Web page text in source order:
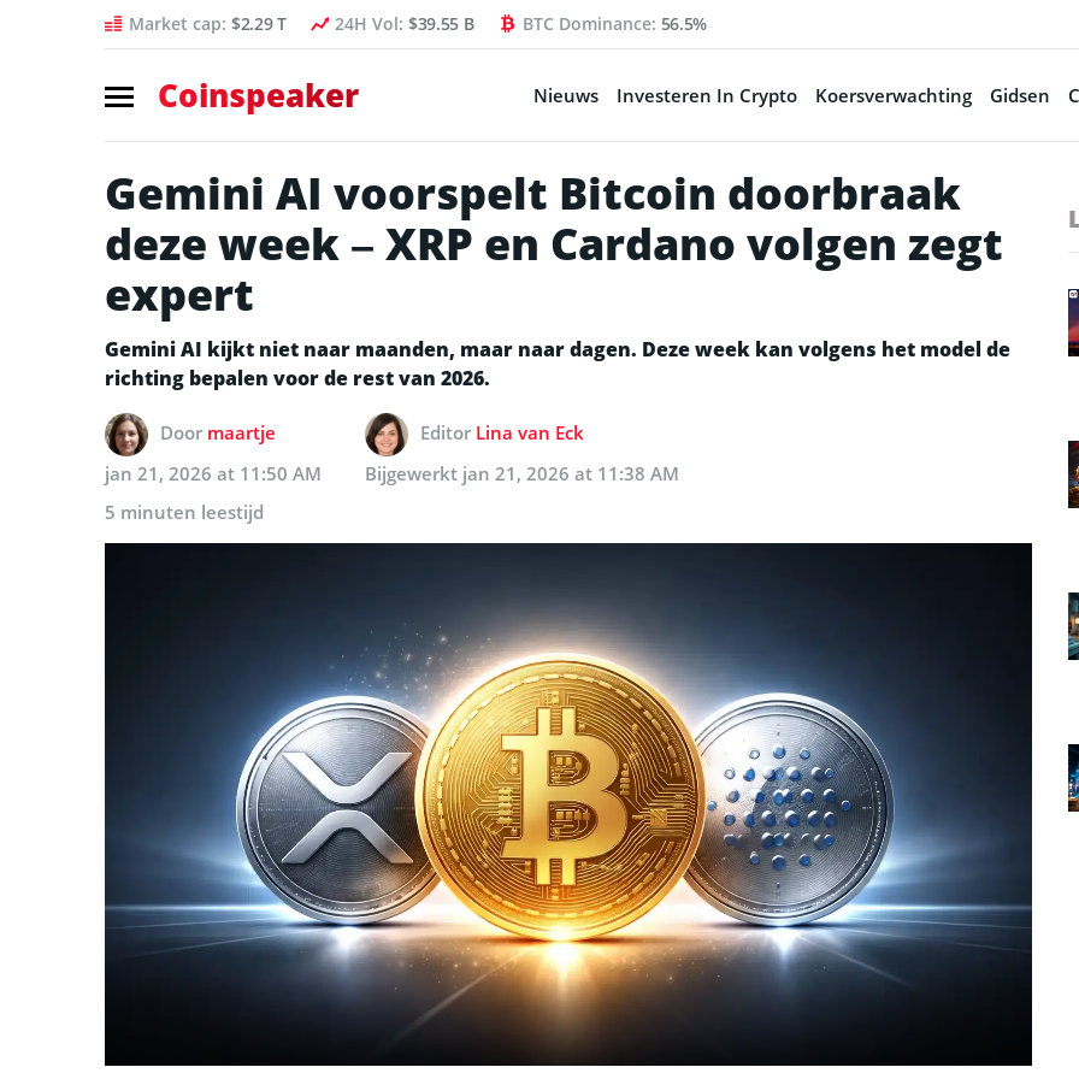
Market cap: $2.29 T 24H Vol: $39.55 B BTC Dominance: 56.5%
Coinspeaker Nieuws Investeren In Crypto Koersverwachting Gidsen
Gemini AI voorspelt Bitcoin doorbraak
deze week – XRP en Cardano volgen zegt
expert
Gemini AI kijkt niet naar maanden, maar naar dagen. Deze week kan volgens het model de
richting bepalen voor de rest van 2026.
Door maartje Editor Lina van Eck
jan 21, 2026 at 11:50 AM
Bijgewerkt jan 21, 2026 at 11:38 AM
5 minuten leestijd